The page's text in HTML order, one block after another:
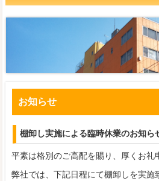
お知らせ
棚卸し実施による臨時休業のお知ら
平素は格別のご高配を賜り、厚くお礼
弊社では、下記日程にて棚卸しを実施